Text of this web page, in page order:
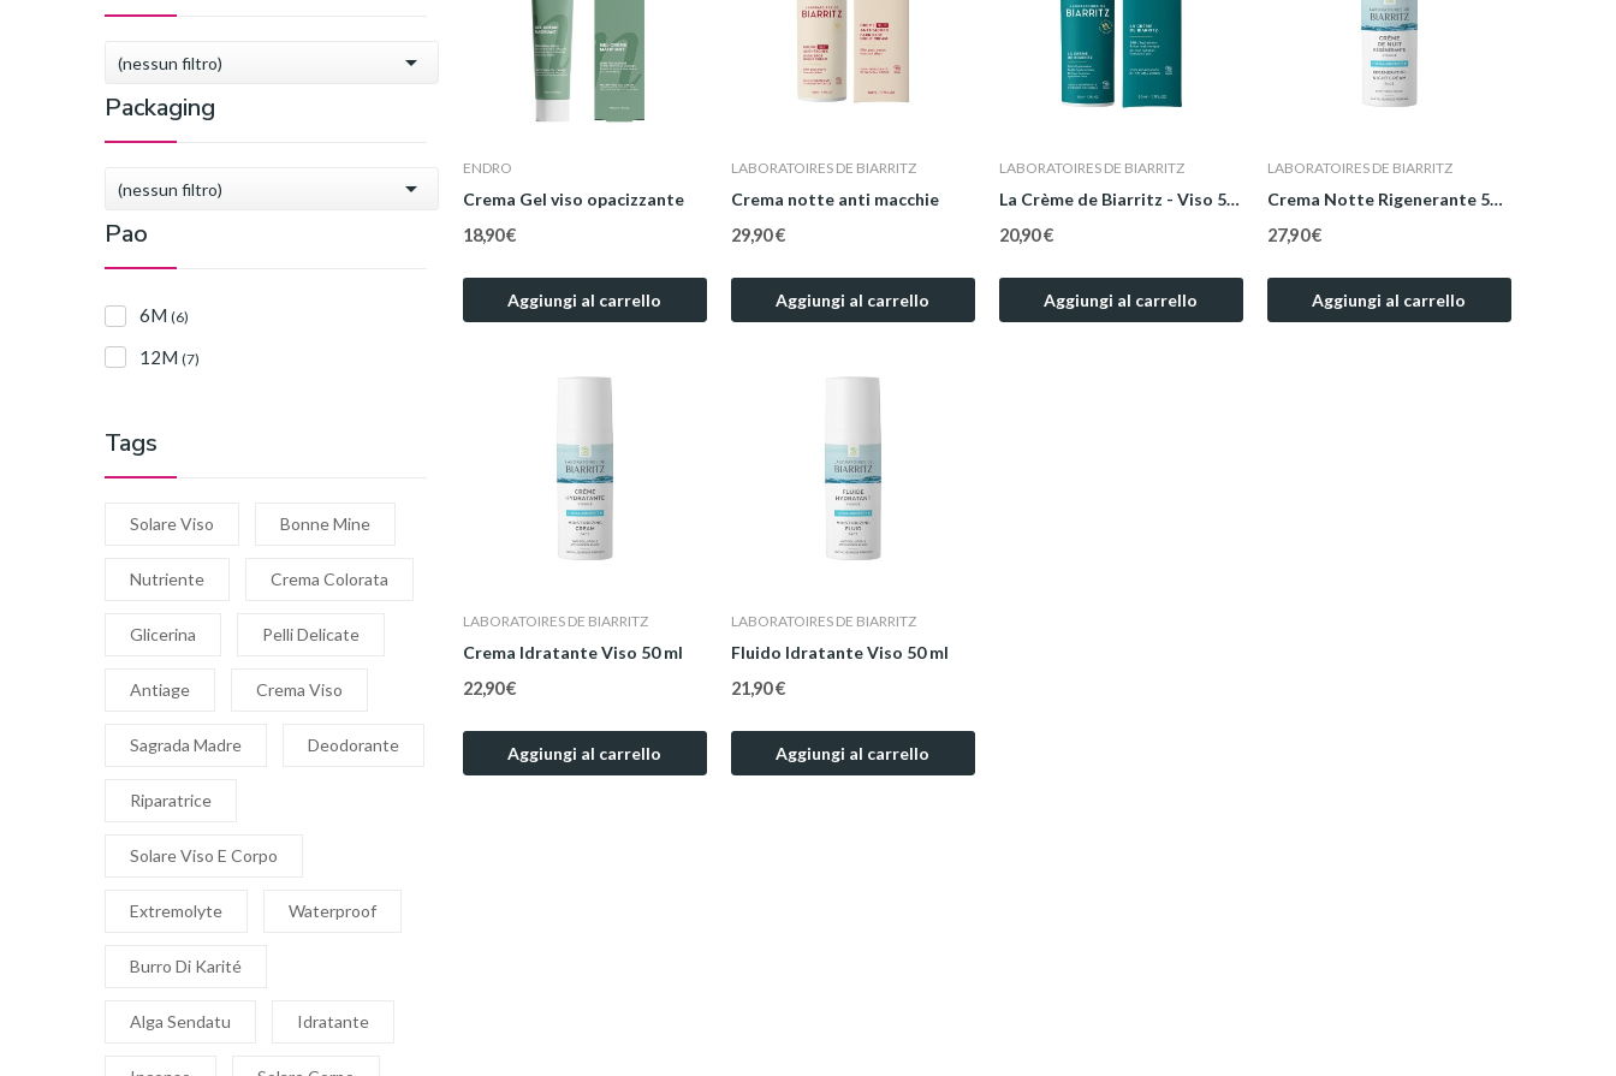
(nessun filtro) 
Packaging
(nessun filtro) 
Pao
6M (6)
12M (7)
Tags
Solare Viso Bonne Mine
Nutriente Crema Colorata
Glicerina Pelli Delicate
Antiage Crema Viso
Sagrada Madre Deodorante
Riparatrice
Solare Viso E Corpo
Extremolyte Waterproof
Burro Di Karité
Alga Sendatu Idratante
ENDRO
Crema Gel viso opacizzante
18,90 €
Aggiungi al carrello
LABORATOIRES DE BIARRITZ
Crema notte anti macchie
29,90 €
Aggiungi al carrello
LABORATOIRES DE BIARRITZ
La Crème de Biarritz - Viso 50 ml
20,90 €
Aggiungi al carrello
LABORATOIRES DE BIARRITZ
Crema Notte Rigenerante 50 ml
27,90 €
Aggiungi al carrello
LABORATOIRES DE BIARRITZ
Crema Idratante Viso 50 ml
22,90 €
Aggiungi al carrello
LABORATOIRES DE BIARRITZ
Fluido Idratante Viso 50 ml
21,90 €
Aggiungi al carrello